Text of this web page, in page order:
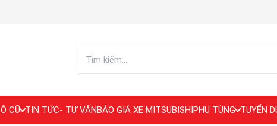
CŨ TIN TỨC- TƯ VẤNBÁO GIÁ XE MITSUBISHIPHỤ TÙNG TUYỂN